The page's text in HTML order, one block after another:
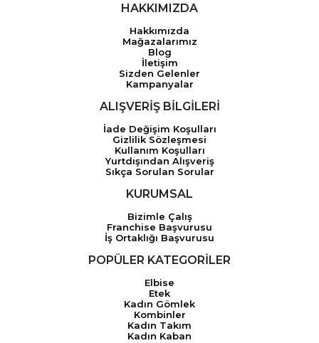
HAKKIMIZDA
Hakkımızda
Mağazalarımız
Blog
İletişim
Sizden Gelenler
Kampanyalar
ALIŞVERİŞ BİLGİLERİ
İade Değişim Koşulları
Gizlilik Sözleşmesi
Kullanım Koşulları
Yurtdışından Alışveriş
Sıkça Sorulan Sorular
KURUMSAL
Bizimle Çalış
Franchise Başvurusu
İş Ortaklığı Başvurusu
POPÜLER KATEGORİLER
Elbise
Etek
Kadın Gömlek
Kombinler
Kadın Takım
Kadın Kaban